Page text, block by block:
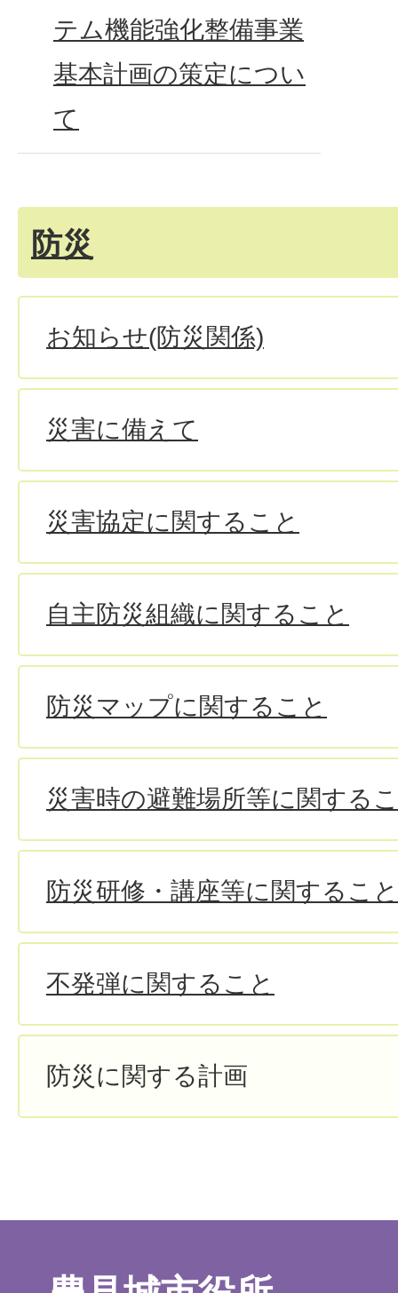
テム機能強化整備事業
基本計画の策定につい
て
防災
お知らせ(防災関係)
災害に備えて
災害協定に関すること
自主防災組織に関すること
防災マップに関すること
災害時の避難場所等に関する
防災研修・講座等に関すること
不発弾に関すること
防災に関する計画